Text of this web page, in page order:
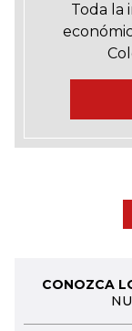
Toda la
CONOZCA